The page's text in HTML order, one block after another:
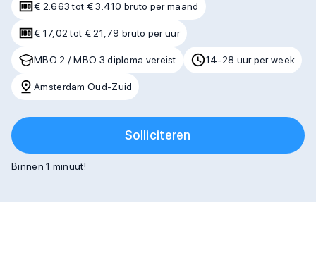
€ 2.663 tot € 3.410 bruto per maand
€ 17,02 tot € 21,79 bruto per uur
MBO 2 / MBO 3 diploma vereist 14-28 uur per week
Amsterdam Oud-Zuid
Solliciteren
Binnen 1 minuut!